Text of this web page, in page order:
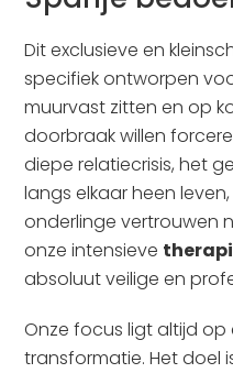
Dit exclusieve en
specifiek ontworpen
muurvast zitten en op
doorbraak willen
diepe relatiecrisis, het
langs elkaar heen
onderlinge vertrouwen
onze intensieve
absoluut veilige en
Onze focus ligt altijd
transformatie. Het doel